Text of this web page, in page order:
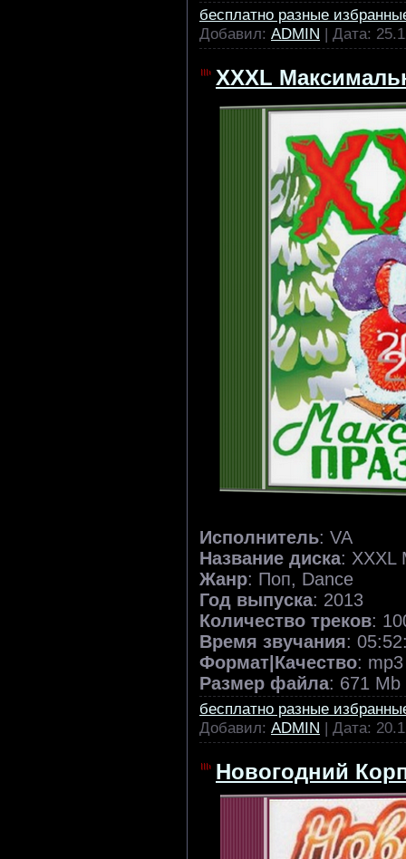
бесплатно разные
Добавил: ADMIN | Дата:
XXXL
Исполнитель: VA
Название диска: XXXL
Жанр: Поп, Dance
Год выпуска: 2013
Количество треков:
Время звучания:
Формат|Качество:
Размер файла: 671 Mb
бесплатно разные
Добавил: ADMIN | Дата:
Новогодний